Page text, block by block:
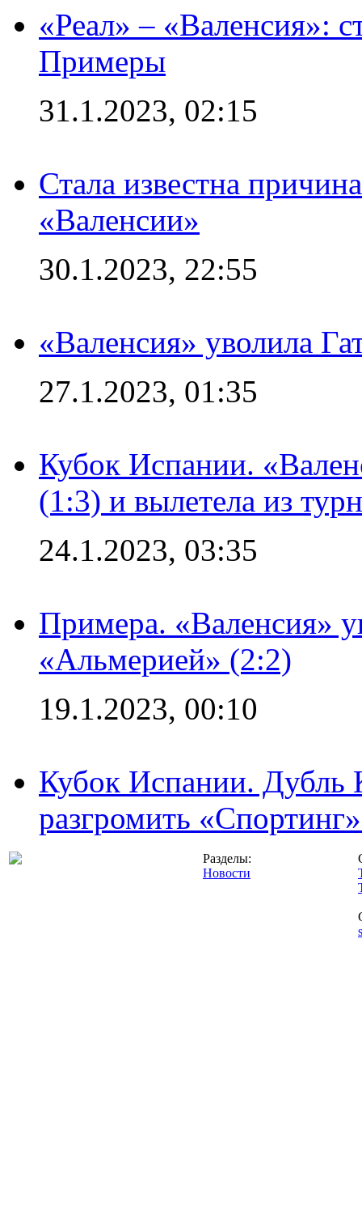
«Реал» – «Валенсия»:
Примеры
31.1.2023, 02:15
Стала известна
«Валенсии»
30.1.2023, 22:55
«Валенсия» уволила
27.1.2023, 01:35
Кубок Испании.
(1:3) и вылетела из
24.1.2023, 03:35
Примера. «Валенсия»
«Альмерией» (2:2)
19.1.2023, 00:10
Кубок Испании. Дубль
разгромить
Разделы:
Новости